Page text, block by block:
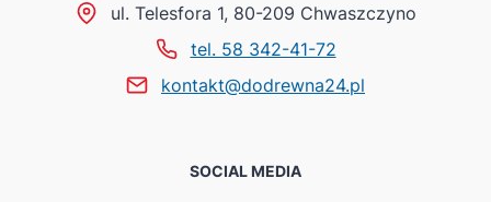
ul. Telesfora 1, 80-209 Chwaszczyno
tel. 58 342-41-72
kontakt@dodrewna24.pl
SOCIAL MEDIA